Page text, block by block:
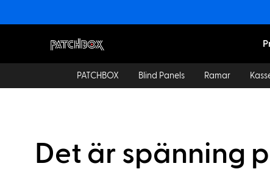
PATCHBOX Blind Panels Ramar
Det är spänning